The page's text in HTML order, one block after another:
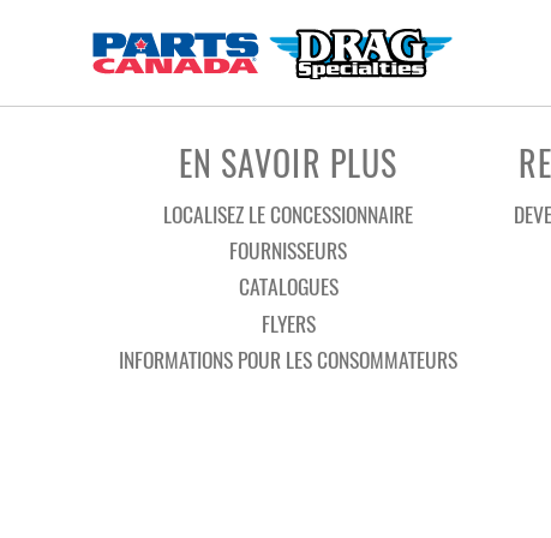
EN SAVOIR PLUS
LOCALISEZ LE CONCESSIONNAIRE
FOURNISSEURS
CATALOGUES
FLYERS
INFORMATIONS POUR LES CONSOMMATEURS